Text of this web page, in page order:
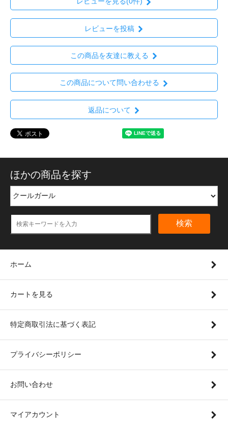
レビューを投稿
この商品を友達に教える
この商品について問い合わせる
返品について
ほかの商品を探す
検索
ホーム
カートを見る
特定商取引法に基づく表記
プライバシーポリシー
お問い合わせ
マイアカウント